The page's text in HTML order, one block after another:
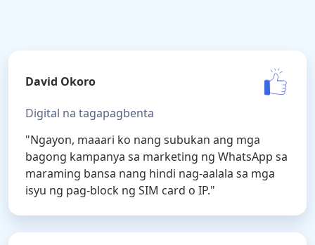
David Okoro
Digital na tagapagbenta
"Ngayon, maaari ko nang subukan ang mga
bagong kampanya sa marketing ng WhatsApp sa
maraming bansa nang hindi nag-aalala sa mga
isyu ng pag-block ng SIM card o IP."